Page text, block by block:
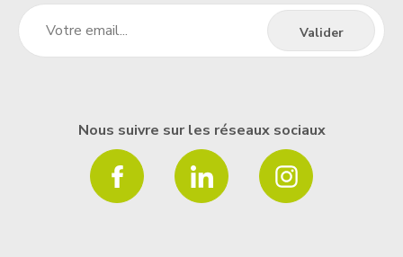
Nous suivre sur les réseaux sociaux